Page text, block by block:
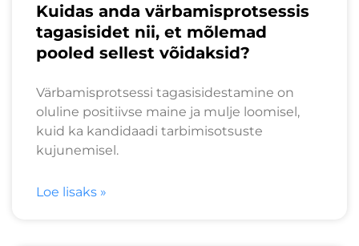
Kuidas anda värbamisprotsessis
tagasisidet nii, et mõlemad
pooled sellest võidaksid?
Värbamisprotsessi tagasisidestamine on
oluline positiivse maine ja mulje loomisel,
kuid ka kandidaadi tarbimisotsuste
kujunemisel.
Loe lisaks »